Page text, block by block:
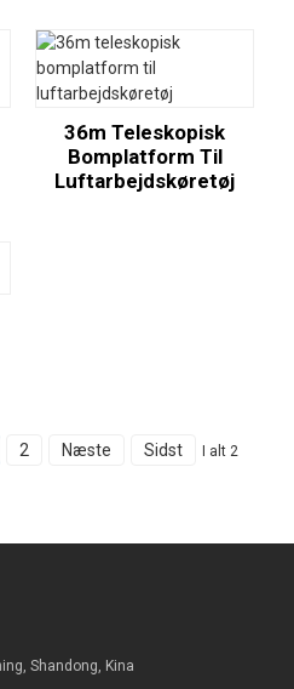
36m Teleskopisk
Bomplatform Til
Luftarbejdskøretøj
2 Næste Sidst I alt 2
Shandong, Kina